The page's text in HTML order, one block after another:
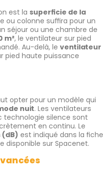
est la superficie de la
ou colonne suffira pour un
séjour ou une chambre de
m², le ventilateur sur pied
Au-delà, le ventilateur
pied haute puissance
opter pour un modèle qui
nuit. Les ventilateurs
technologie silence sont
en continu. Le
(dB) est indiqué dans la fiche
disponible sur Spacenet.